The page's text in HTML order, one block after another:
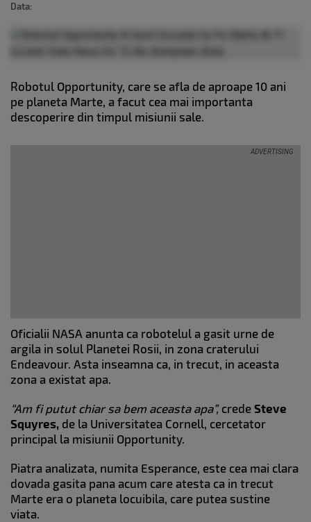
Data:
Robotul Opportunity, care se afla de aproape 10 ani
pe planeta Marte, a facut cea mai importanta
descoperire din timpul misiunii sale.
Oficialii NASA anunta ca robotelul a gasit urne de
argila in solul Planetei Rosii, in zona craterului
Endeavour. Asta inseamna ca, in trecut, in aceasta
zona a existat apa.
“Am fi putut chiar sa bem aceasta apa”,crede Steve
Squyres, de la Universitatea Cornell, cercetator
principal la misiunii Opportunity.
Piatra analizata, numita Esperance, este cea mai clara
dovada gasita pana acum care atesta ca in trecut
Marte era o planeta locuibila, care putea sustine
viata.